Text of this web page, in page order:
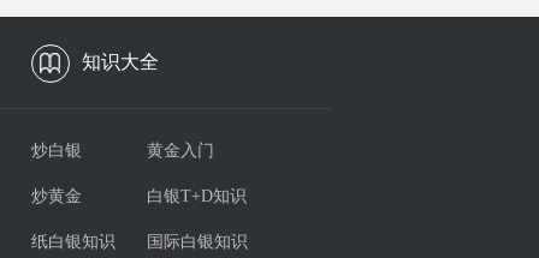
知识大全
炒白银 黄金入门
炒黄金 白银T+D知识
纸白银知识 国际白银知识